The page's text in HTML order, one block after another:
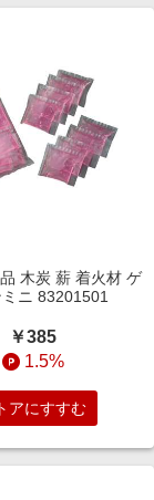
木炭 薪 着火材 ゲ
ニ 83201501
￥385
1.5%
アにすすむ